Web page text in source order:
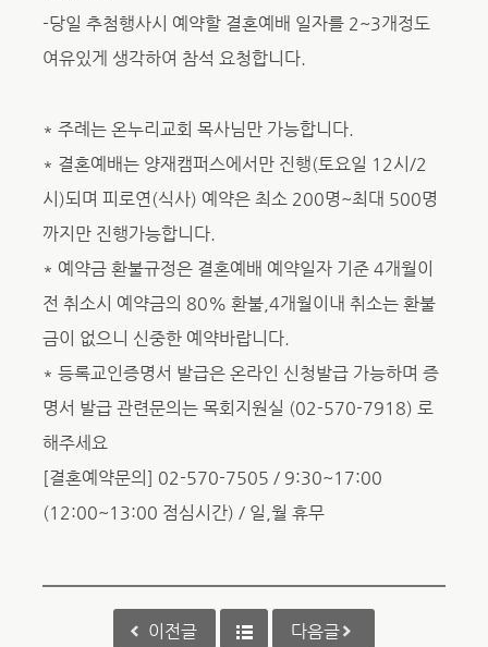
-당일 추첨행사시 예약할 결혼예배 일자를 2~3개정도
여유있게 생각하여 참석 요청합니다.
* 주례는 온누리교회 목사님만 가능합니다.
* 결혼예배는 양재캠퍼스에서만 진행(토요일 12시/2
시)되며 피로연(식사) 예약은 최소 200명~최대 500명
까지만 진행가능합니다.
* 예약금 환불규정은 결혼예배 예약일자 기준 4개월이
전 취소시 예약금의 80% 환불,4개월이내 취소는 환불
금이 없으니 신중한 예약바랍니다.
* 등록교인증명서 발급은 온라인 신청발급 가능하며 증
명서 발급 관련문의는 목회지원실 (02-570-7918) 로
해주세요
[결혼예약문의] 02-570-7505 / 9:30~17:00
(12:00~13:00 점심시간) / 일,월 휴무
이전글 다음글